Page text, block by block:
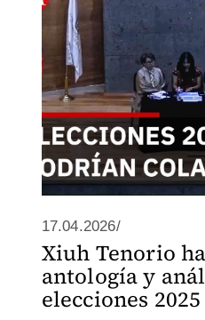
la resolución de
17.04.2026/
Xiuh Tenorio
antología y
elecciones